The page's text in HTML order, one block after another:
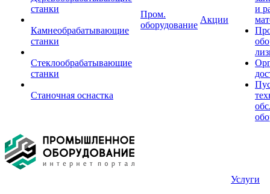
станки
Камнеобрабатывающие
станки
Стеклообрабатывающие
станки
Станочная оснастка
Пром.
оборудование
Акции
и
Услуги